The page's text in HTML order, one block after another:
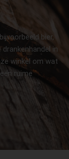
bier,
in
winkel om wat
ruime